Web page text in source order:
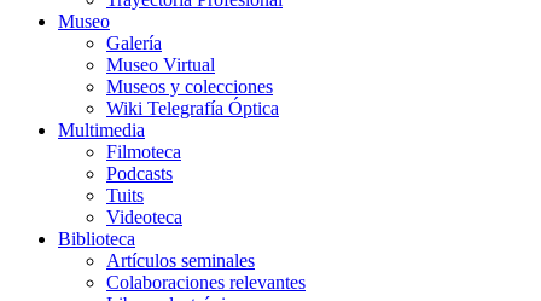
Museo
Galería
Museo Virtual
Museos y colecciones
Wiki Telegrafía Óptica
Multimedia
Filmoteca
Podcasts
Tuits
Videoteca
Biblioteca
Artículos seminales
Colaboraciones relevantes